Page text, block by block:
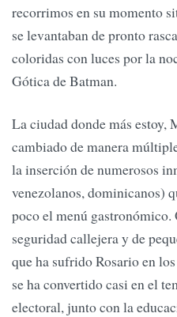
recorrimos en su momento
se levantaban de pronto
coloridas con luces por la
Gótica de Batman.
La ciudad donde más estoy,
cambiado de manera
la inserción de numerosos
venezolanos, dominicanos)
poco el menú gastronómico.
seguridad callejera y de
que ha sufrido Rosario en
se ha convertido casi en el
electoral, junto con la